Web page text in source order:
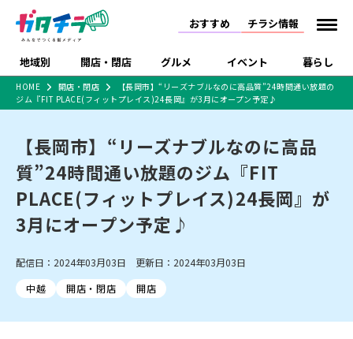
おすすめ チラシ情報
地域別 開店・閉店 グルメ イベント 暮らし
新潟市 下越
中越 上越
開店 閉店
リニューアル・移転 休業 開店まとめ
閉店まとめ
新潟市・開店
新潟市・閉店
ラーメン 現地レポート
和食 洋食
体験・販売 祭り・伝統行事
趣味・展示会 ライブ・コンサート
にいがた酒の陣・新潟
施設・ショップ
住宅メーカー・工務
店
食品メーカー・県産
品
観光スポット
温泉・入浴
特売セール インタビュー
特集・まとめ記事
セツコママ ランキング 新潟人
開店まとめ
閉店まとめ 人気記事まとめ
ラーメンまとめ
飲食店まとめ
食品スーパー・コンビ
戸建住宅・マンショ
ショッピングモール・
大型施設
ドラッグストア・ホーム
センター
インテリア・雑貨
外食・テイクアウト
新車・中古車・カー用品
旅行・レジャー
家電・携帯電話
HOME 開店・閉店
【長岡市】“リーズナブルなのに高品質”24時間通い放題の
ジム『FIT PLACE(フィットプレイス)24長岡』が3月にオープン予定♪
【長岡市】“リーズナブルなのに高品
質”24時間通い放題のジム『FIT
PLACE(フィットプレイス)24長岡』が
3月にオープン予定♪
配信日：2024年03月03日 更新日：2024年03月03日
中越
開店・閉店 開店